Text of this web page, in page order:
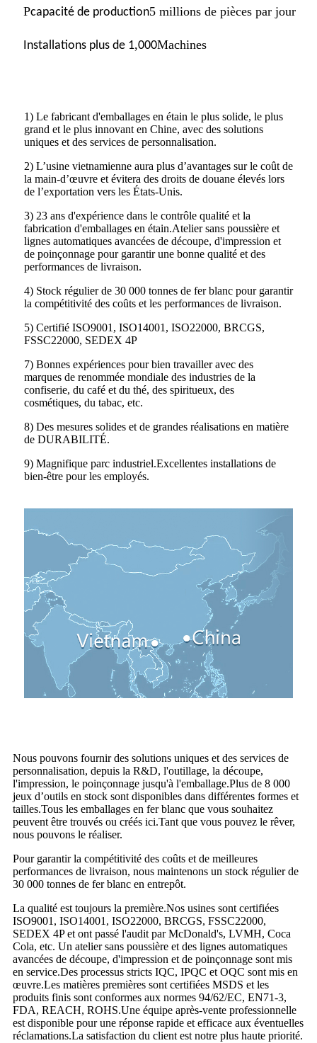
Pcapacité de production5 millions de pièces par jour
Installations plus de 1,000Machines
1) Le fabricant d'emballages en étain le plus solide, le plus
grand et le plus innovant en Chine, avec des solutions
uniques et des services de personnalisation.
2) L’usine vietnamienne aura plus d’avantages sur le coût de
la main-d’œuvre et évitera des droits de douane élevés lors
de l’exportation vers les États-Unis.
3) 23 ans d'expérience dans le contrôle qualité et la
fabrication d'emballages en étain.Atelier sans poussière et
lignes automatiques avancées de découpe, d'impression et
de poinçonnage pour garantir une bonne qualité et des
performances de livraison.
4) Stock régulier de 30 000 tonnes de fer blanc pour garantir
la compétitivité des coûts et les performances de livraison.
5) Certifié ISO9001, ISO14001, ISO22000, BRCGS,
FSSC22000, SEDEX 4P
7) Bonnes expériences pour bien travailler avec des
marques de renommée mondiale des industries de la
confiserie, du café et du thé, des spiritueux, des
cosmétiques, du tabac, etc.
8) Des mesures solides et de grandes réalisations en matière
de DURABILITÉ.
9) Magnifique parc industriel.Excellentes installations de
bien-être pour les employés.
Nous pouvons fournir des solutions uniques et des services de
personnalisation, depuis la R&D, l'outillage, la découpe,
l'impression, le poinçonnage jusqu'à l'emballage.Plus de 8 000
jeux d’outils en stock sont disponibles dans différentes formes et
tailles.Tous les emballages en fer blanc que vous souhaitez
peuvent être trouvés ou créés ici.Tant que vous pouvez le rêver,
nous pouvons le réaliser.
Pour garantir la compétitivité des coûts et de meilleures
performances de livraison, nous maintenons un stock régulier de
30 000 tonnes de fer blanc en entrepôt.
La qualité est toujours la première.Nos usines sont certifiées
ISO9001, ISO14001, ISO22000, BRCGS, FSSC22000,
SEDEX 4P et ont passé l'audit par McDonald's, LVMH, Coca
Cola, etc. Un atelier sans poussière et des lignes automatiques
avancées de découpe, d'impression et de poinçonnage sont mis
en service.Des processus stricts IQC, IPQC et OQC sont mis en
œuvre.Les matières premières sont certifiées MSDS et les
produits finis sont conformes aux normes 94/62/EC, EN71-3,
FDA, REACH, ROHS.Une équipe après-vente professionnelle
est disponible pour une réponse rapide et efficace aux éventuelles
réclamations.La satisfaction du client est notre plus haute priorité.